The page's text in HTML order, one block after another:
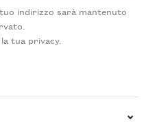
indirizzo sarà mantenuto
tua privacy.